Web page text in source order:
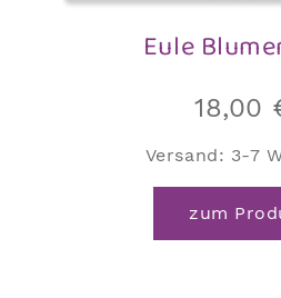
Eule
18,00
Versand: 3-7
zum